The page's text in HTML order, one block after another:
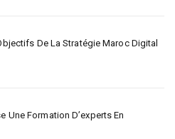
De La Stratégie Maroc Digital
Une Formation D’experts En